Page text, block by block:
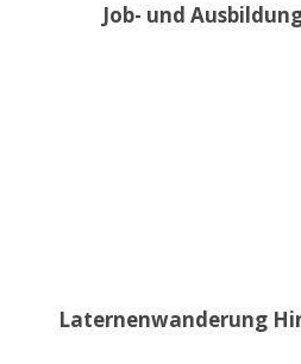
Job- und
Laternenwanderung